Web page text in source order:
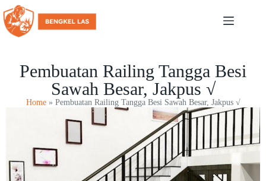
Pembuatan Railing Tangga Besi
Sawah Besar, Jakpus √
Home» Pembuatan Railing Tangga Besi Sawah Besar, Jakpus √